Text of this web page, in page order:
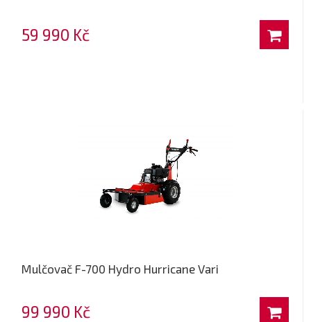
59 990 Kč
Mulčovač F-700 Hydro Hurricane Vari
99 990 Kč